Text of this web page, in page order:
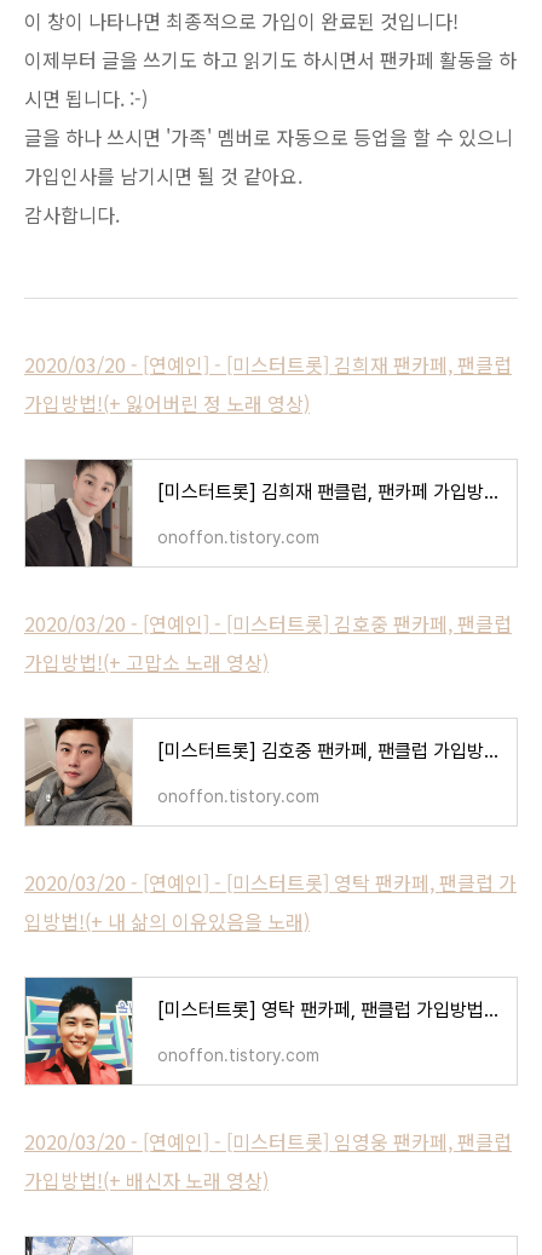
이 창이 나타나면 최종적으로 가입이 완료된 것입니다!
이제부터 글을 쓰기도 하고 읽기도 하시면서 팬카페 활동을 하
시면 됩니다. :-)
글을 하나 쓰시면 '가족' 멤버로 자동으로 등업을 할 수 있으니
가입인사를 남기시면 될 것 같아요.
감사합니다.
2020/03/20 - [연예인] - [미스터트롯] 김희재 팬카페, 팬클럽
가입방법!(+ 잃어버린 정 노래 영상)
[미스터트롯] 김희재 팬클럽, 팬카페 가입방법!(+ 잃어버린 정 노래 영상)
onoffon.tistory.com
2020/03/20 - [연예인] - [미스터트롯] 김호중 팬카페, 팬클럽
가입방법!(+ 고맙소 노래 영상)
[미스터트롯] 김호중 팬카페, 팬클럽 가입방법!(+ 고맙소 노래 영상)
onoffon.tistory.com
2020/03/20 - [연예인] - [미스터트롯] 영탁 팬카페, 팬클럽 가
입방법!(+ 내 삶의 이유있음을 노래)
[미스터트롯] 영탁 팬카페, 팬클럽 가입방법!(+ 내 삶의 이유있음을 노래)
onoffon.tistory.com
2020/03/20 - [연예인] - [미스터트롯] 임영웅 팬카페, 팬클럽
가입방법!(+ 배신자 노래 영상)